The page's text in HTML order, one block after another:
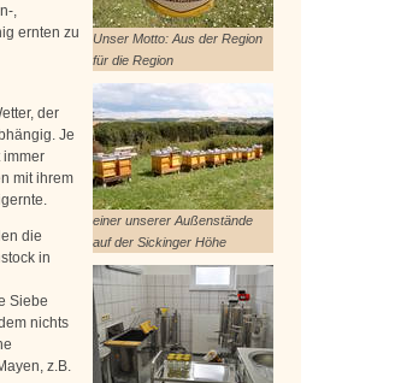
Unser Motto: Aus der Region
für die Region
einer unserer Außenstände
auf der Sickinger Höhe
,
ernten zu
der
Je
mit ihrem
die
in
Siebe
nichts
z.B.